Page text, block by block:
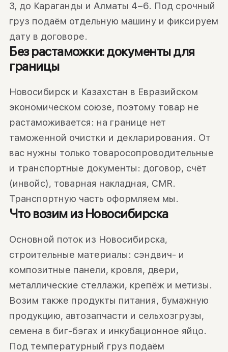
3, до Караганды и Алматы 4–6. Под срочный
груз подаём отдельную машину и фиксируем
дату в договоре.
Без растаможки: документы для
границы
Новосибирск и Казахстан в Евразийском
экономическом союзе, поэтому товар не
растаможивается: на границе нет
таможенной очистки и декларирования. От
вас нужны только товаросопроводительные
и транспортные документы: договор, счёт
(инвойс), товарная накладная, CMR.
Транспортную часть оформляем мы.
Что возим из Новосибирска
Основной поток из Новосибирска,
строительные материалы: сэндвич- и
композитные панели, кровля, двери,
металлические стеллажи, крепёж и метизы.
Возим также продукты питания, бумажную
продукцию, автозапчасти и сельхозгрузы,
семена в биг-бэгах и инкубационное яйцо.
Под температурный груз подаём